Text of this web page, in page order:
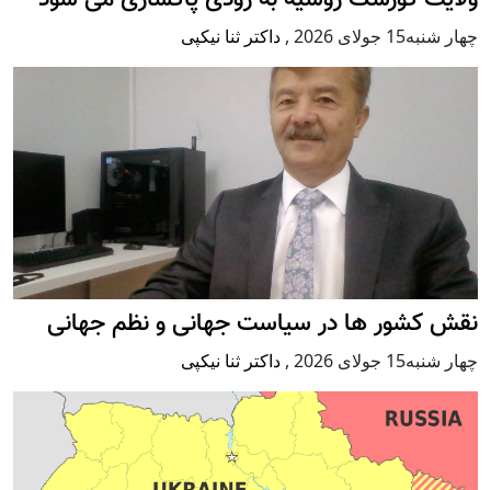
چهار شنبه15 جولای 2026 , داکتر ثنا نیکپی
نقش کشور ها در سیاست جهانی و نظم جهانی
چهار شنبه15 جولای 2026 , داکتر ثنا نیکپی